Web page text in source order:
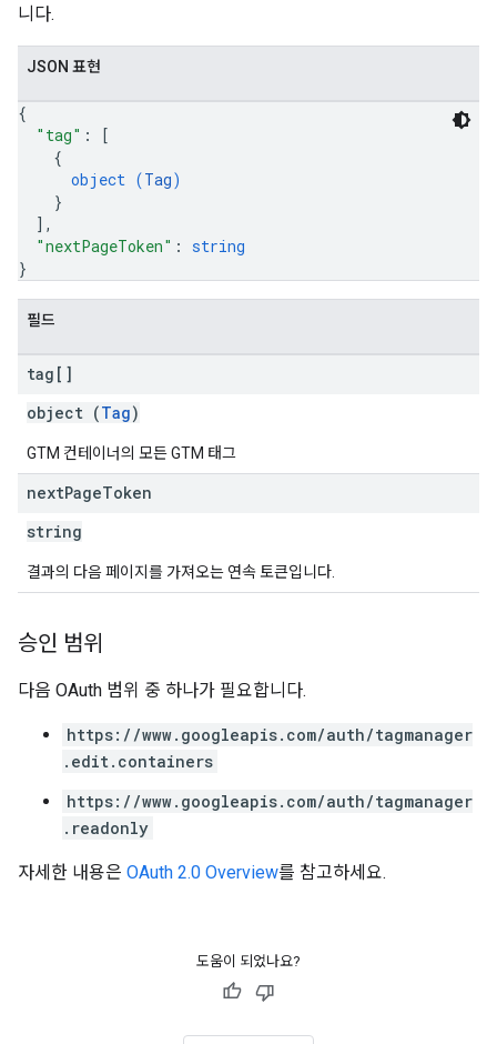
니다.
JSON 표현
{
"tag" :
[
{
object (Tag)
}
] ,
"nextPageToken" : string
}
필드
tag[]
object (Tag)
GTM 컨테이너의 모든 GTM 태그
nextPageToken
string
결과의 다음 페이지를 가져오는 연속 토큰입니다.
승인 범위
다음 OAuth 범위 중 하나가 필요합니다.
https://www.googleapis.com/auth/tagmanager
.edit.containers
https://www.googleapis.com/auth/tagmanager
.readonly
자세한 내용은 OAuth 2.0 Overview를 참고하세요.
도움이 되었나요?